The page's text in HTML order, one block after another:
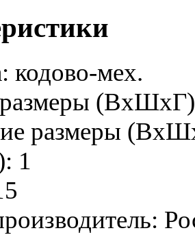
кодово-мех.
размеры
1